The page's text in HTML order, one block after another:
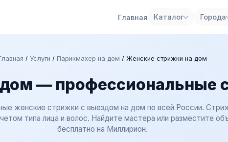
Главная Каталог Города
/ Услуги / Парикмахер на дом / Женские стрижки на дом
— профессиональные
женские стрижки с выездом на дом по всей России.
типа лица и волос. Найдите мастера или разместите
бесплатно на Миллирион.